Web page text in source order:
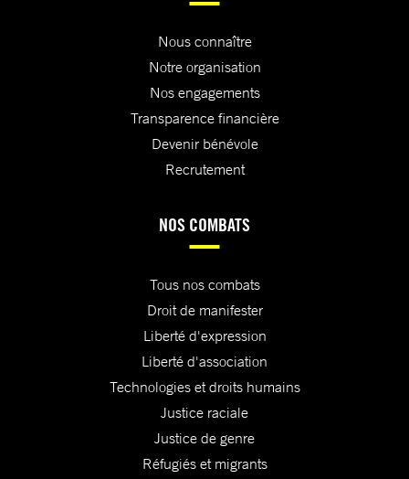
Nous connaître
Notre organisation
Nos engagements
Transparence financière
Devenir bénévole
Recrutement
NOS COMBATS
Tous nos combats
Droit de manifester
Liberté d'expression
Liberté d'association
Technologies et droits humains
Justice raciale
Justice de genre
Réfugiés et migrants